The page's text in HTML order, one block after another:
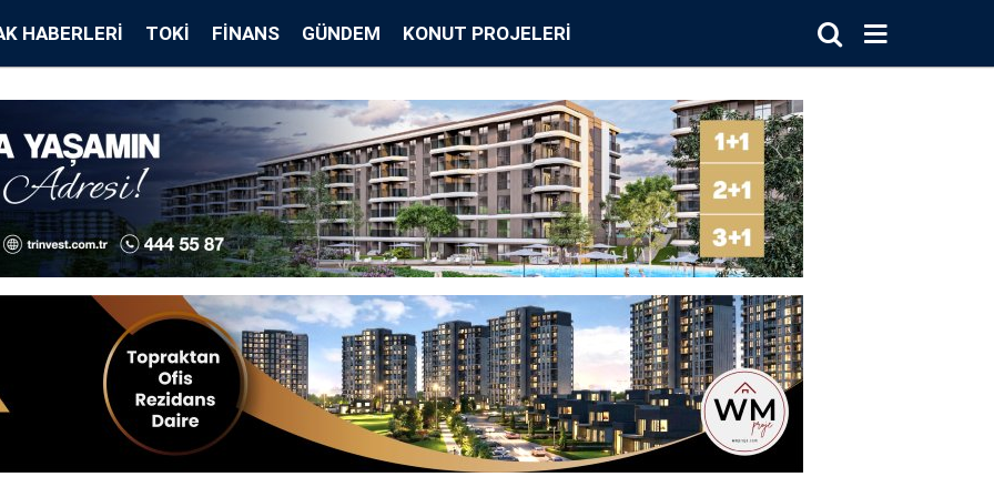
HABERLERI TOKİ FINANS GÜNDEM KONUT PROJELERI